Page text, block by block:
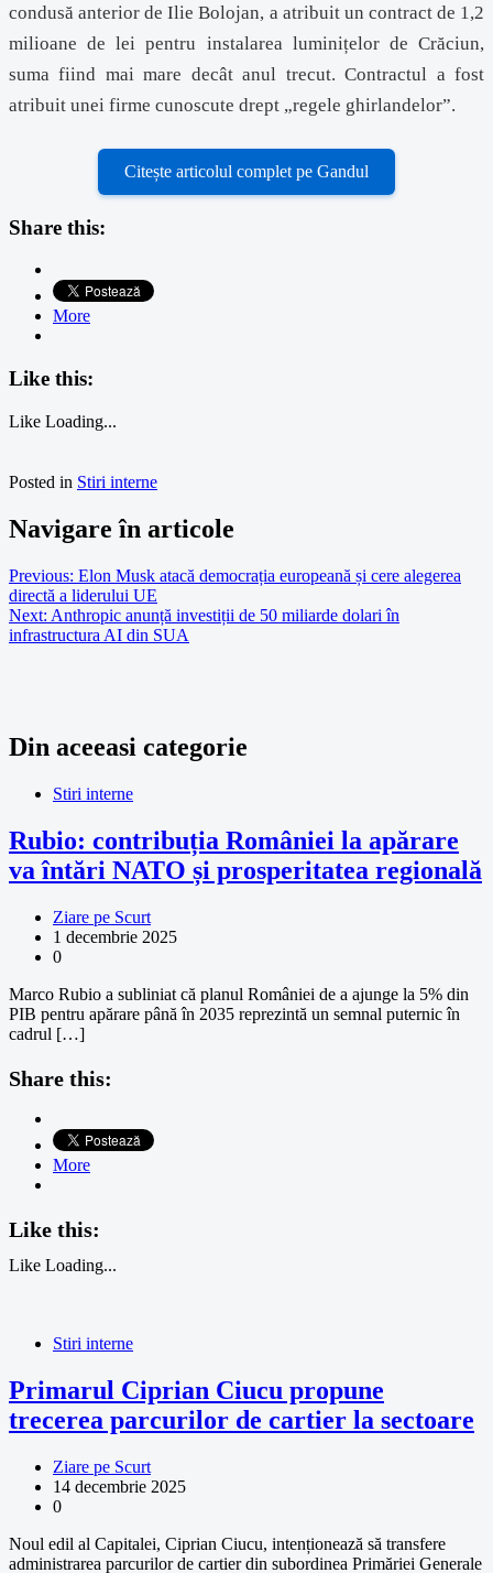
condusă anterior de Ilie Bolojan, a atribuit un contract de 1,2
milioane de lei pentru instalarea luminițelor de Crăciun,
suma fiind mai mare decât anul trecut. Contractul a fost
atribuit unei firme cunoscute drept „regele ghirlandelor”.
Citește articolul complet pe Gandul
Share this:
More
Like this:
Like Loading...
Posted in Stiri interne
Navigare în articole
Previous: Elon Musk atacă democrația europeană și cere alegerea
directă a liderului UE
Next: Anthropic anunță investiții de 50 miliarde dolari în
infrastructura AI din SUA
Din aceeasi categorie
Stiri interne
Rubio: contribuția României la apărare
va întări NATO și prosperitatea regională
Ziare pe Scurt
1 decembrie 2025
0
Marco Rubio a subliniat că planul României de a ajunge la 5% din
PIB pentru apărare până în 2035 reprezintă un semnal puternic în
cadrul […]
Share this:
More
Like this:
Like Loading...
Stiri interne
Primarul Ciprian Ciucu propune
trecerea parcurilor de cartier la sectoare
Ziare pe Scurt
14 decembrie 2025
0
Noul edil al Capitalei, Ciprian Ciucu, intenționează să transfere
administrarea parcurilor de cartier din subordinea Primăriei Generale